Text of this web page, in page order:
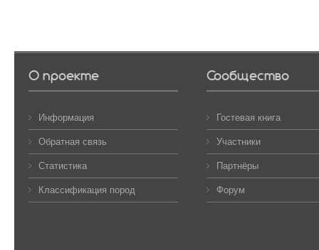
О проекте
Информация
Обратная связь
Статистика
Классификация пород
Сообщество
Гостевая книга
Участники
Партнёры
Форум